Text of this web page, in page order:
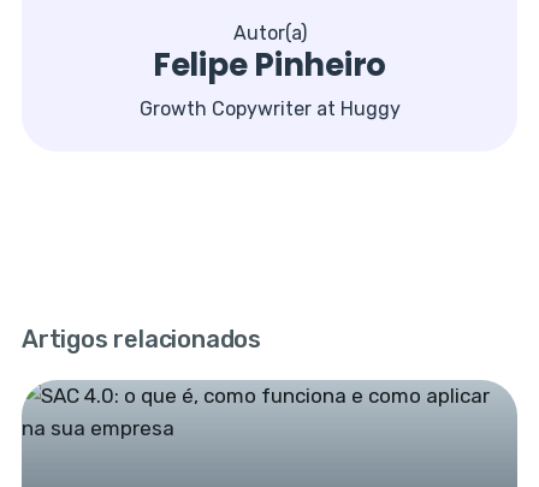
Autor(a)
Felipe Pinheiro
Growth Copywriter at Huggy
Artigos relacionados